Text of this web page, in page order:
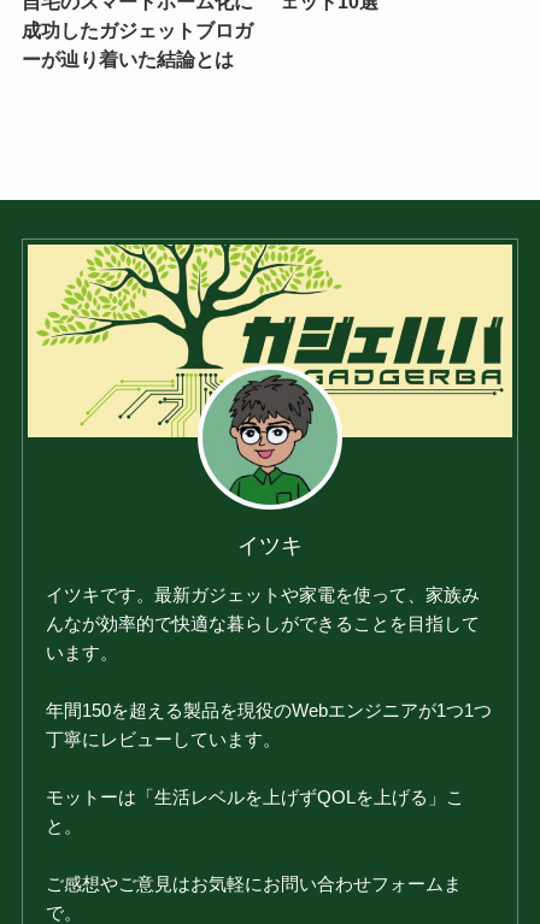
成功したガジェットブロガ
ーが辿り着いた結論とは
イツキ
イツキです。最新ガジェットや家電を使って、家族み
んなが効率的で快適な暮らしができることを目指して
います。
年間150を超える製品を現役のWebエンジニアが1つ1つ
丁寧にレビューしています。
モットーは「生活レベルを上げずQOLを上げる」こ
と。
ご感想やご意見はお気軽にお問い合わせフォームま
で。